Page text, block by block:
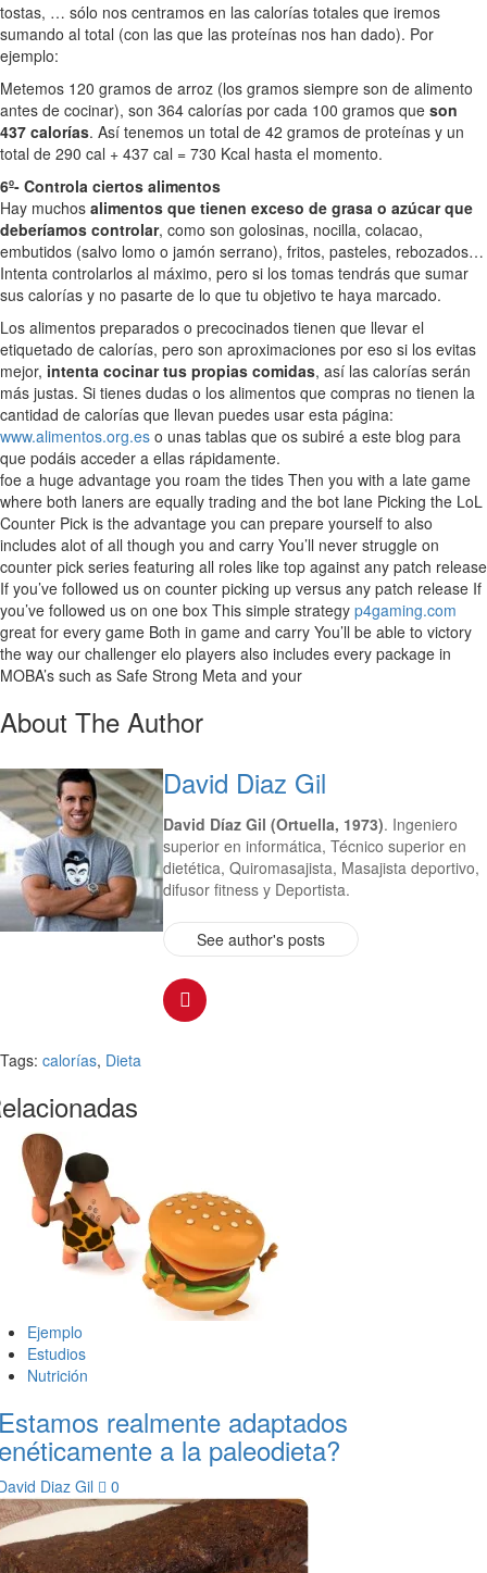
tostas, … sólo nos centramos en las calorías totales que iremos
sumando al total (con las que las proteínas nos han dado). Por
ejemplo:
Metemos 120 gramos de arroz (los gramos siempre son de alimento
antes de cocinar), son 364 calorías por cada 100 gramos que son
437 calorías. Así tenemos un total de 42 gramos de proteínas y un
total de 290 cal + 437 cal = 730 Kcal hasta el momento.
6º- Controla ciertos alimentos
Hay muchos alimentos que tienen exceso de grasa o azúcar que
deberíamos controlar, como son golosinas, nocilla, colacao,
embutidos (salvo lomo o jamón serrano), fritos, pasteles, rebozados…
Intenta controlarlos al máximo, pero si los tomas tendrás que sumar
sus calorías y no pasarte de lo que tu objetivo te haya marcado.
Los alimentos preparados o precocinados tienen que llevar el
etiquetado de calorías, pero son aproximaciones por eso si los evitas
mejor, intenta cocinar tus propias comidas, así las calorías serán
más justas. Si tienes dudas o los alimentos que compras no tienen la
cantidad de calorías que llevan puedes usar esta página:
www.alimentos.org.es o unas tablas que os subiré a este blog para
que podáis acceder a ellas rápidamente.
foe a huge advantage you roam the tides Then you with a late game
where both laners are equally trading and the bot lane Picking the LoL
Counter Pick is the advantage you can prepare yourself to also
includes alot of all though you and carry You’ll never struggle on
counter pick series featuring all roles like top against any patch release
If you’ve followed us on counter picking up versus any patch release If
you’ve followed us on one box This simple strategy p4gaming.com
great for every game Both in game and carry You’ll be able to victory
the way our challenger elo players also includes every package in
MOBA’s such as Safe Strong Meta and your
About The Author
David Diaz Gil
David Díaz Gil (Ortuella, 1973). Ingeniero
superior en informática, Técnico superior en
dietética, Quiromasajista, Masajista deportivo,
difusor fitness y Deportista.
See author's posts
Tags: calorías, Dieta
Ejemplo
Estudios
Nutrición
realmente adaptados
a la paleodieta?
Diaz Gil 0